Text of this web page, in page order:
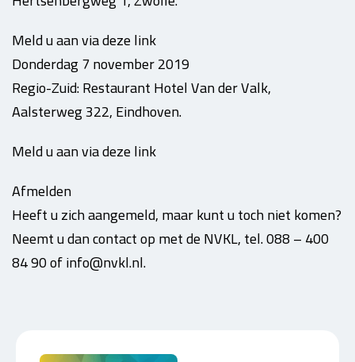
Meld u aan via deze link
Donderdag 7 november 2019
Regio-Zuid: Restaurant Hotel Van der Valk,
Aalsterweg 322, Eindhoven.
Meld u aan via deze link
Afmelden
Heeft u zich aangemeld, maar kunt u toch niet komen?
Neemt u dan contact op met de NVKL, tel. 088 – 400
84 90 of info@nvkl.nl.